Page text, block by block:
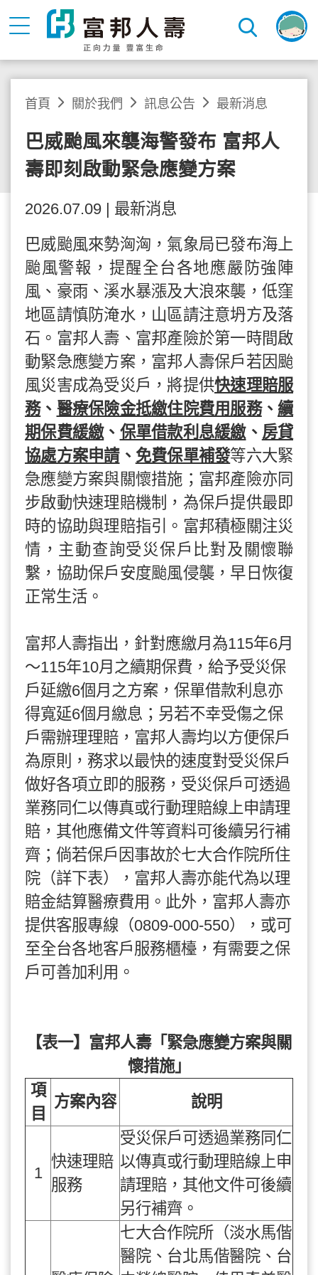
首頁 關於我們 訊息公告 最新消息
巴威颱風來襲海警發布 富邦人
壽即刻啟動緊急應變方案
2026.07.09 | 最新消息
巴威颱風來勢洶洶，氣象局已發布海上
颱風警報，提醒全台各地應嚴防強陣
風、豪雨、溪水暴漲及大浪來襲，低窪
地區請慎防淹水，山區請注意坍方及落
石。富邦人壽、富邦產險於第一時間啟
動緊急應變方案，富邦人壽保戶若因颱
風災害成為受災戶，將提供快速理賠服
務、 醫療保險金抵繳住院費用服務、 續
期保費緩繳、 保單借款利息緩繳、 房貸
協處方案申請、 免費保單補發等六大緊
急應變方案與關懷措施；富邦產險亦同
步啟動快速理賠機制，為保戶提供最即
時的協助與理賠指引。富邦積極關注災
情，主動查詢受災保戶比對及關懷聯
繫，協助保戶安度颱風侵襲，早日恢復
正常生活。
富邦人壽指出，針對應繳月為115年6月
～115年10月之續期保費，給予受災保
戶延繳6個月之方案，保單借款利息亦
得寬延6個月繳息；另若不幸受傷之保
戶需辦理理賠，富邦人壽均以方便保戶
為原則，務求以最快的速度對受災保戶
做好各項立即的服務，受災保戶可透過
業務同仁以傳真或行動理賠線上申請理
賠，其他應備文件等資料可後續另行補
齊；倘若保戶因事故於七大合作院所住
院（詳下表），富邦人壽亦能代為以理
賠金結算醫療費用。此外，富邦人壽亦
提供客服專線（0809-000-550），或可
至全台各地客戶服務櫃檯，有需要之保
戶可善加利用。
【表一】富邦人壽「緊急應變方案與關
懷措施」
項
目
方案內容 說明
1
快速理賠
服務
受災保戶可透過業務同仁
以傳真或行動理賠線上申
請理賠，其他文件可後續
另行補齊。
七大合作院所（淡水馬偕
醫院、台北馬偕醫院、台